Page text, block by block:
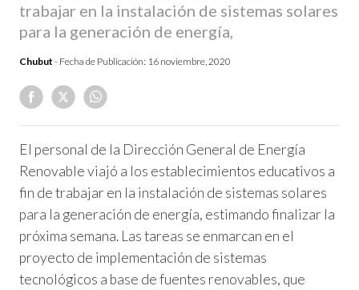
trabajar en la instalación de sistemas solares
para la generación de energía,
Chubut - Fecha de Publicación: 16 noviembre, 2020
El personal de la Dirección General de Energía
Renovable viajó a los establecimientos educativos a
fin de trabajar en la instalación de sistemas solares
para la generación de energía, estimando finalizar la
próxima semana. Las tareas se enmarcan en el
proyecto de implementación de sistemas
tecnológicos a base de fuentes renovables, que